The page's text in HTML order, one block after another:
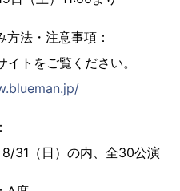
法・注意事項：
イトをご覧ください。
31（日）の内、全30公演